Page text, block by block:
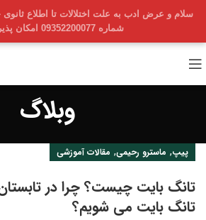
سلام و عرض ادب به علت اختلالات تا اطلاع
شماره 09352200077 امکان پذیر است.
وبلاگ
پیپ, ماسترو رحیمی, مقالات آموزشی
تانگ بایت چیست؟ چرا در
تانگ بایت می شویم؟